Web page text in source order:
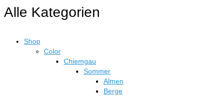
Alle Kategorien
Shop
Color
Chiemgau
Sommer
Almen
Berge